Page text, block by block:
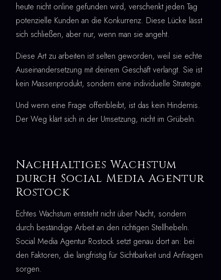
heute nicht online gefunden wird, verschenkt jeden Tag
potenzielle Kunden an die Konkurrenz. Diese Lücke lässt
sich schließen, aber nur, wenn man sie angeht.
Diese Art zu arbeiten ist selten geworden, weil sie echte
Auseinandersetzung mit deinem Geschäft verlangt. Sie ist
kein Massenprodukt, sondern eine individuelle Strategie.
Und wenn eine Frage offenbleibt, ist das kein Hindernis.
Der Weg klärt sich in der Umsetzung, nicht im Grübeln.
Nachhaltiges Wachstum
durch Social Media Agentur
Rostock
Echtes Wachstum entsteht nicht über Nacht, sondern
durch beständige Arbeit an den richtigen Stellhebeln.
Social Media Agentur Rostock setzt genau dort an: bei
den Faktoren, die langfristig für Sichtbarkeit und Anfragen
sorgen.